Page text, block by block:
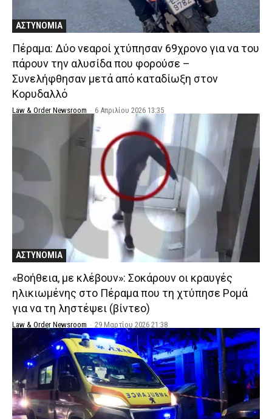
ΑΣΤΥΝΟΜΙΑ
Πέραμα: Δύο νεαροί χτύπησαν 69χρονο για να του
πάρουν την αλυσίδα που φορούσε –
Συνελήφθησαν μετά από καταδίωξη στον
Κορυδαλλό
Law & Order Newsroom - 6 Απριλίου 2026 13:35
ΑΣΤΥΝΟΜΙΑ
«Βοήθεια, με κλέβουν»: Σοκάρουν οι κραυγές
ηλικιωμένης στο Πέραμα που τη χτύπησε Ρομά
για να τη ληστέψει (βίντεο)
Law & Order Newsroom - 29 Μαρτίου 2026 21:38